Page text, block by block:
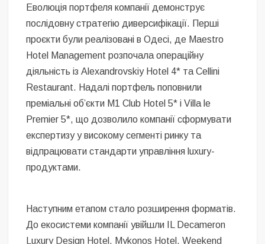
Еволюція портфеля компанії демонструє
послідовну стратегію диверсифікації. Перші
проєкти були реалізовані в Одесі, де Maestro
Hotel Management розпочала операційну
діяльність із Alexandrovskiy Hotel 4* та Cellini
Restaurant. Надалі портфель поповнили
преміальні об’єкти M1 Club Hotel 5* і Villa le
Premier 5*, що дозволило компанії сформувати
експертизу у високому сегменті ринку та
відпрацювати стандарти управління luxury-
продуктами.
Наступним етапом стало розширення форматів.
До екосистеми компанії увійшли IL Decameron
Luxury Design Hotel, Mykonos Hotel, Weekend